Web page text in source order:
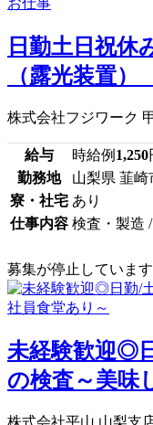
日勤土日祝
（露光装置
株式会社フジワーク
給与 時給例 1,250
勤務地
山梨県 韮崎
寮・社宅 あり
仕事内容 検査・製造
募集が停止しています
未経験歓迎◎
の検査～美味
株式会社平山 山梨支